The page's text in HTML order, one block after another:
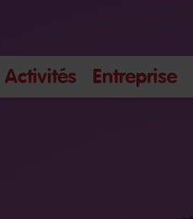
Activités Entreprise